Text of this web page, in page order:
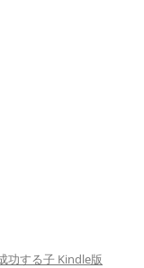
功する子 Kindle版